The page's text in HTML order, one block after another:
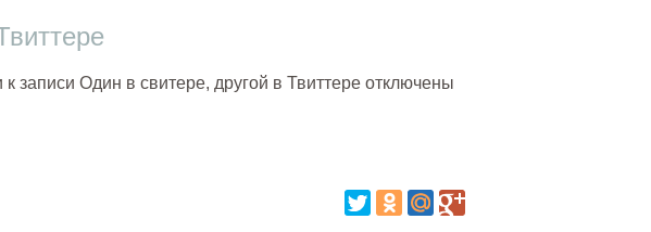
к записи Один в свитере, другой в Твиттере отключены